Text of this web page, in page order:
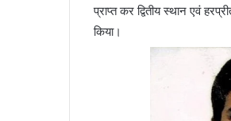
प्राप्त कर द्वितीय स्थान एवं
किया।